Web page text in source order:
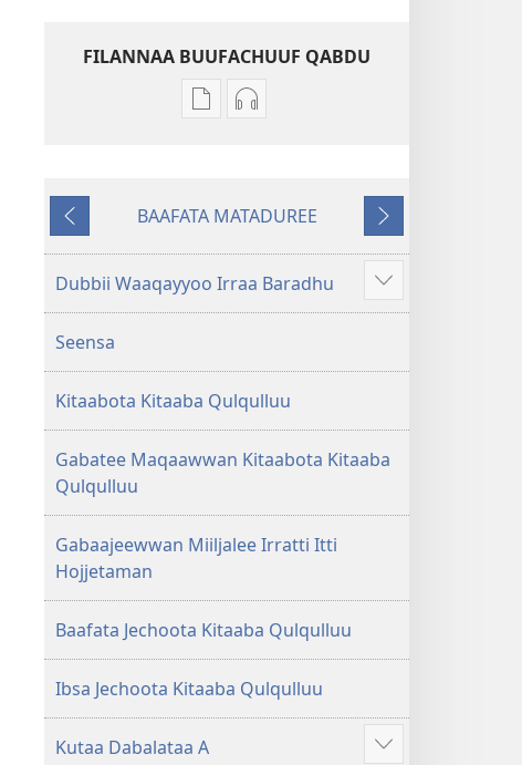
FILANNAA BUUFACHUUF QABDU
Filannaawwan
Kitaaba
Hiika
Addunyaa
Filannaawwan
Kitaaba
Hiika
Addunyaa
Deebiʼi
BAAFATA MATADUREE
Itti
Fufi
Dubbii Waaqayyoo Irraa Baradhu
Dabalataan
argisiisi
Seensa
Kitaabota Kitaaba Qulqulluu
Gabatee Maqaawwan Kitaabota Kitaaba
Qulqulluu
Gabaajeewwan Miiljalee Irratti Itti
Hojjetaman
Baafata Jechoota Kitaaba Qulqulluu
Ibsa Jechoota Kitaaba Qulqulluu
Kutaa Dabalataa A
Dabalataan